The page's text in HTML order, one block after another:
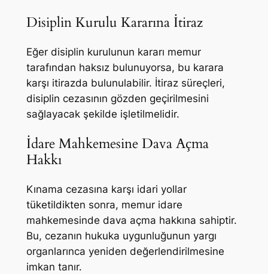
Disiplin Kurulu Kararına İtiraz
Eğer disiplin kurulunun kararı memur
tarafından haksız bulunuyorsa, bu karara
karşı itirazda bulunulabilir. İtiraz süreçleri,
disiplin cezasının gözden geçirilmesini
sağlayacak şekilde işletilmelidir.
İdare Mahkemesine Dava Açma
Hakkı
Kınama cezasına karşı idari yollar
tüketildikten sonra, memur idare
mahkemesinde dava açma hakkına sahiptir.
Bu, cezanın hukuka uygunluğunun yargı
organlarınca yeniden değerlendirilmesine
imkan tanır.